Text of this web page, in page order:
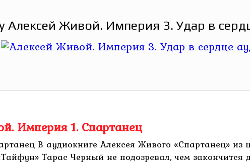
Алексей Живой. Империя 3. Удар в
Империя 1. Спартанец
В аудиокниге Алексея Живого «Спартанец»
Тарас Черный не подозревал, чем закончится